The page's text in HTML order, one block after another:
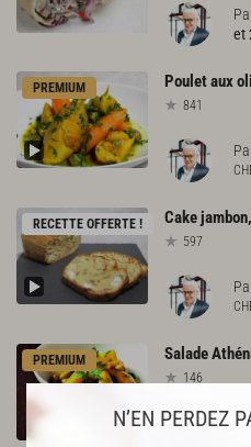
N’EN PERDEZ
et
PREMIUM Pouletaux
841
RECETTE OFFERTE ! Cakejambon,
597
PREMIUM Salade
146